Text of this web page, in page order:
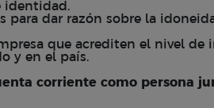
identidad.
para dar razón sobre la
que acrediten el nivel de
y en el país.
corriente como persona